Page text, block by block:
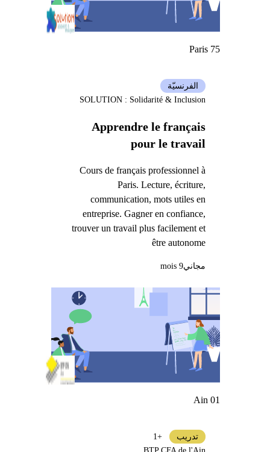
Paris 75
Apprendre le français
pour le travail
Cours de français professionnel à
Paris. Lecture, écriture,
communication, mots utiles en
entreprise. Gagner en confiance,
trouver un travail plus facilement et
être autonome
الفرنسيّة
SOLUTION : Solidarité & Inclusion
مجاني9 mois
Ain 01
تدريب
+1